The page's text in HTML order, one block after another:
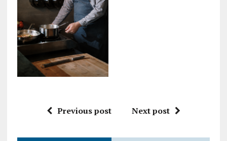
Previous post Next post